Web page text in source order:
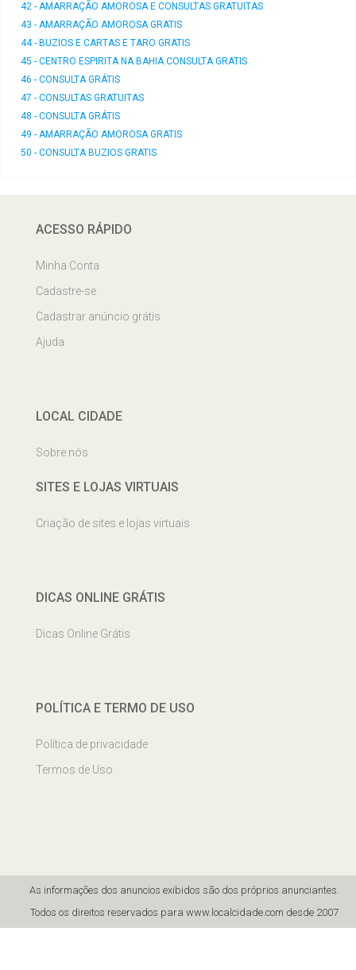
42 - AMARRAÇÃO AMOROSA E CONSULTAS GRATUITAS
43 - AMARRAÇÃO AMOROSA GRATIS
44 - BUZIOS E CARTAS E TARO GRATIS
45 - CENTRO ESPIRITA NA BAHIA CONSULTA GRATIS
46 - CONSULTA GRÁTIS
47 - CONSULTAS GRATUITAS
48 - CONSULTA GRÁTIS
49 - AMARRAÇÃO AMOROSA GRATIS
50 - CONSULTA BUZIOS GRATIS
ACESSO RÁPIDO
Minha Conta
Cadastre-se
Cadastrar anúncio grátis
Ajuda
LOCAL CIDADE
Sobre nós
SITES E LOJAS VIRTUAIS
Criação de sites e lojas virtuais
DICAS ONLINE GRÁTIS
Dicas Online Grátis
POLÍTICA E TERMO DE USO
Política de privacidade
Termos de Uso
As informações dos anuncios exibidos são dos próprios anunciantes.
Todos os direitos reservados para www.localcidade.com desde 2007